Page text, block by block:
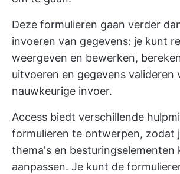
Deze formulieren gaan verder
invoeren van gegevens: je kunt
weergeven en bewerken,
uitvoeren en gegevens valideren
nauwkeurige invoer.
Access biedt verschillende
formulieren te ontwerpen, zodat
thema's en besturingselementen
aanpassen. Je kunt de